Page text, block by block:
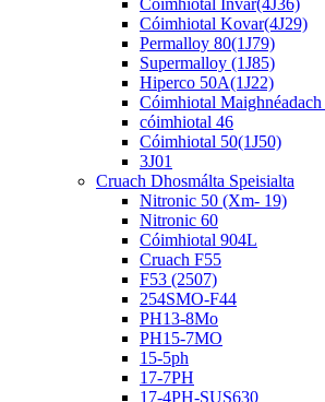
Cóimhiotal Invar(4J36)
Cóimhiotal Kovar(4J29)
Permalloy 80(1J79)
Supermalloy (1J85)
Hiperco 50A(1J22)
Cóimhiotal
cóimhiotal 46
Cóimhiotal 50(1J50)
3J01
Cruach Dhosmálta Speisialta
Nitronic 50 (Xm- 19)
Nitronic 60
Cóimhiotal 904L
Cruach F55
F53 (2507)
254SMO-F44
PH13-8Mo
PH15-7MO
15-5ph
17-7PH
17-4PH-SUS630